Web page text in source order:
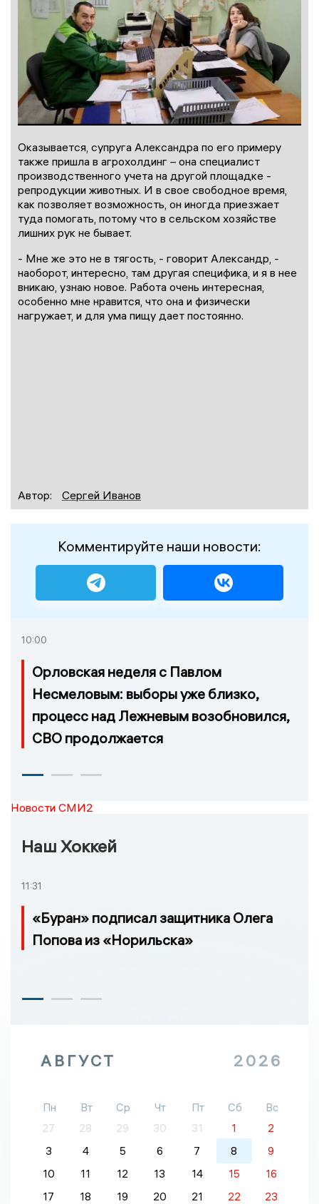
Оказывается, супруга Александра по его примеру
также пришла в агрохолдинг – она специалист
производственного учета на другой площадке -
репродукции животных. И в свое свободное время,
как позволяет возможность, он иногда приезжает
туда помогать, потому что в сельском хозяйстве
лишних рук не бывает.
- Мне же это не в тягость, - говорит Александр, -
наоборот, интересно, там другая специфика, и я в нее
вникаю, узнаю новое. Работа очень интересная,
особенно мне нравится, что она и физически
нагружает, и для ума пищу дает постоянно.
Автор: Сергей Иванов
Комментируйте наши новости:
10:00
Орловская неделя с Павлом
Несмеловым: выборы уже близко,
процесс над Лежневым возобновился,
СВО продолжается
Новости СМИ2
Наш Хоккей
11:31
«Буран» подписал защитника Олега
Попова из «Норильска»
АВГУСТ 2026
Пн Вт Ср Чт Пт Сб
Вс
27
28 29 30 31 1
2
3
4 5 6 7 8
9
10
11 12 13 14 15
16
17
18 19 20 21 22
23